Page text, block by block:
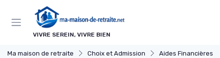
VIVRE SEREIN, VIVRE BIEN
Ma maison de retraite Choix et Admission Aides Financières et
Panneau de gestion des cookies